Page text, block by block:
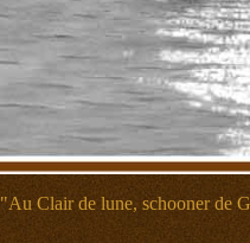
"Au Clair de lune, schooner de